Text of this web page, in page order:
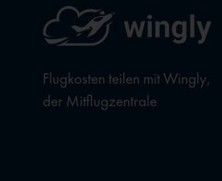
Flugkosten teilen mit Wingly,
der Mitflugzentrale